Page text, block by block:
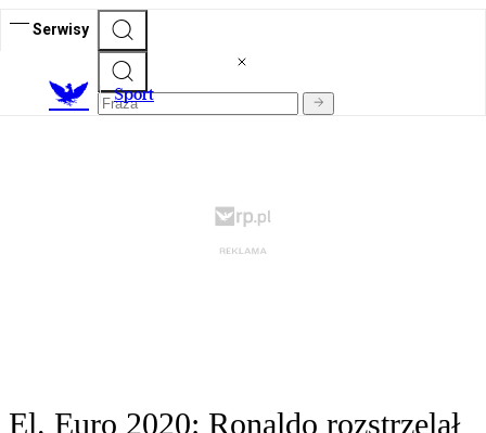
Serwisy
Sport
El. Euro 2020: Ronaldo rozstrzelał